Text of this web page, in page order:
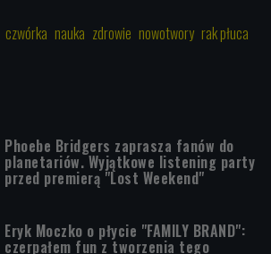
czwórka nauka zdrowie nowotwory rak płuca
Phoebe Bridgers zaprasza fanów do
planetariów. Wyjątkowe listening party
przed premierą "Lost Weekend"
Eryk Moczko o płycie "FAMILY BRAND":
czerpałem fun z tworzenia tego